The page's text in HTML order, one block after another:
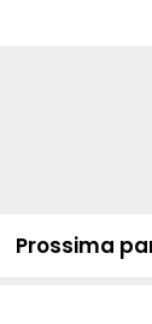
Prossima